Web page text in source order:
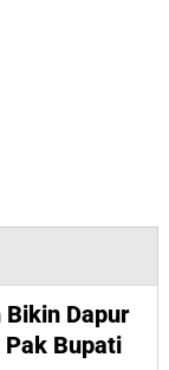
Dapur
Bupati